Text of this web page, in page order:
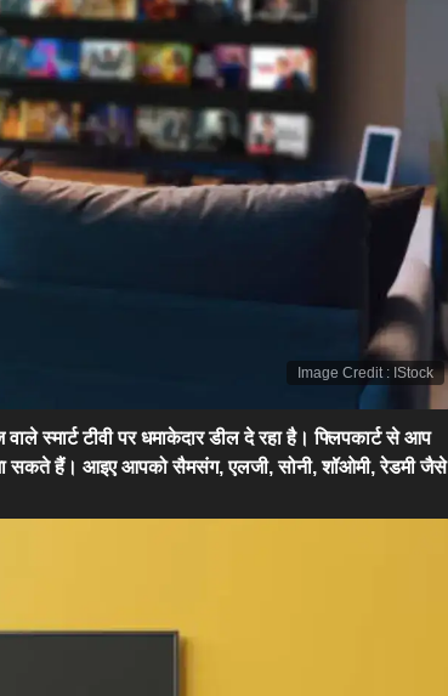
Image Credit: IStock
स्मार्ट टीवी पर धमाकेदार डील दे रहा है। फ्लिपकार्ट से आप
सकते हैं। आइए आपको सैमसंग, एलजी, सोनी, शॉओमी, रेडमी जैसे